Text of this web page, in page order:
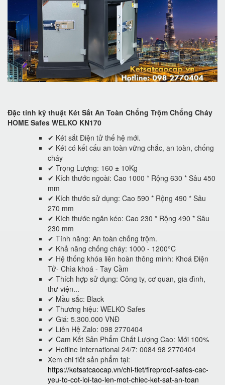
Đặc tính kỹ thuật Két Sắt An Toàn Chống Trộm Chống Cháy
HOME Safes WELKO KN170
✔ Két sắt Điện tử thế hệ mới.
✔ Két có kết cấu an toàn vững chắc, an toàn, chống
cháy
✔ Trọng Lượng: 160 ± 10Kg
✔ Kích thước ngoài: Cao 1000 * Rộng 630 * Sâu 450
mm
✔ Kích thước sử dụng: Cao 590 * Rộng 490 * Sâu
270 mm
✔ Kích thước ngăn kéo: Cao 230 * Rộng 490 * Sâu
230 mm
✔ Tính năng: An toàn chống trộm.
✔ Khả năng chống cháy: 1000 - 1200°C
✔ Hệ thống khóa liên hoàn thông minh: Khoá Điện
Tử- Chìa khoá - Tay Cầm
✔ Thích hợp sử dụng: Công ty, cơ quan, gia đình,
thư viện...
✔ Mầu sắc: Black
✔ Thương hiệu: WELKO Safes
✔ Giá: 5.300.000 VNĐ
✔ Liên Hệ Zalo: 098 2770404
✔ Cam Kết Sản Phẩm Chất Lượng Cao: Mới 100%
✔ Hotline International 24/7: 0084 98 2770404
Xem chi tiết sản phẩm tại:
https://ketsatcaocap.vn/chi-tiet/fireproof-safes-cac-
yeu-to-cot-loi-tao-len-mot-chiec-ket-sat-an-toan